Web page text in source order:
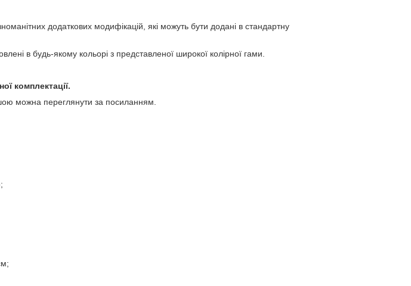
додаткових модифікацій, які можуть бути додані в стандартну
в будь-якому кольорі з представленої широкої колірної гами.
комплектації.
можна переглянути за посиланням.